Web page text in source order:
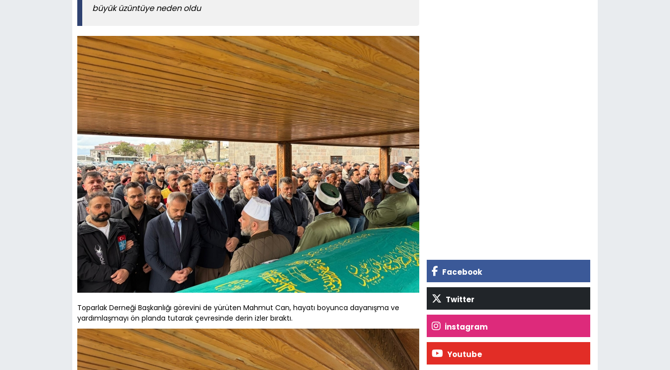
büyük üzüntüye neden oldu
Toparlak Derneği Başkanlığı görevini de yürüten Mahmut Can, hayatı boyunca dayanışma ve
yardımlaşmayı ön planda tutarak çevresinde derin izler bıraktı.
Facebook
Twitter
İnstagram
Youtube